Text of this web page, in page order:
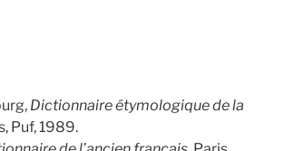
Dictionnaire étymologique de la
Puf, 1989.